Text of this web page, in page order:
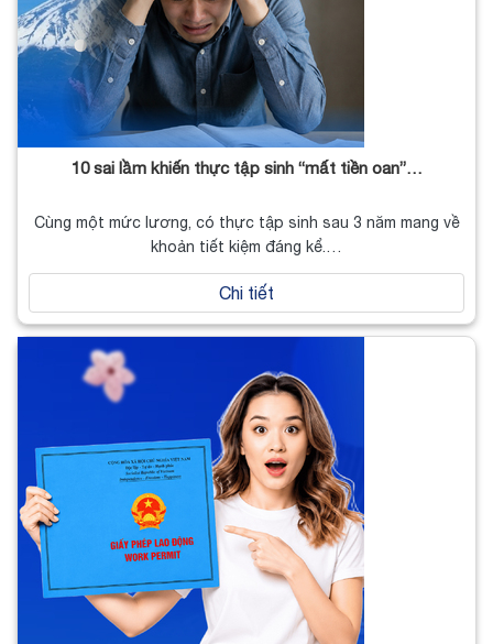
10 sai lầm khiến thực tập sinh “mất tiền oan”…
Cùng một mức lương, có thực tập sinh sau 3 năm mang về
khoản tiết kiệm đáng kể.…
Chi tiết